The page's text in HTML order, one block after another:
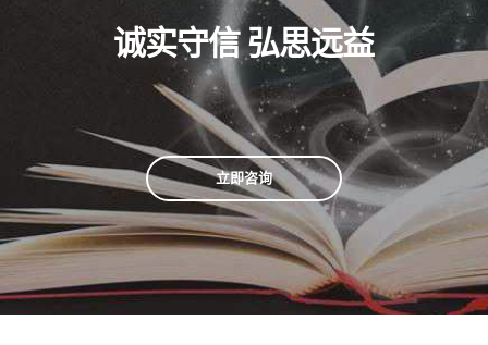
诚实守信 弘思远益
立即咨询